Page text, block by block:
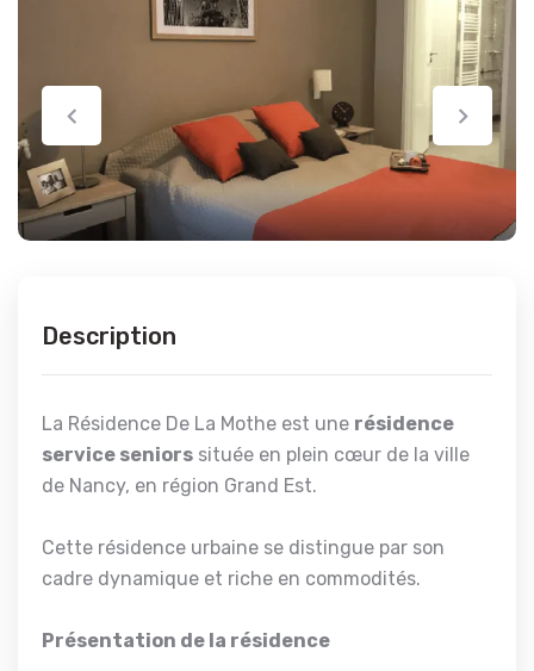
Description
La Résidence De La Mothe est une résidence
service seniors située en plein cœur de la ville
de Nancy, en région Grand Est.
Cette résidence urbaine se distingue par son
cadre dynamique et riche en commodités.
Présentation de la résidence